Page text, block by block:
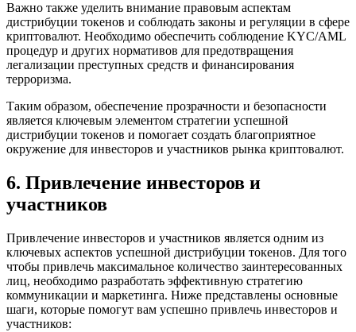
Важно также уделить внимание правовым аспектам
дистрибуции токенов и соблюдать законы и регуляции в сфере
криптовалют. Необходимо обеспечить соблюдение KYC/AML
процедур и других нормативов для предотвращения
легализации преступных средств и финансирования
терроризма.
Таким образом, обеспечение прозрачности и безопасности
является ключевым элементом стратегии успешной
дистрибуции токенов и помогает создать благоприятное
окружение для инвесторов и участников рынка криптовалют.
6. Привлечение инвесторов и
участников
Привлечение инвесторов и участников является одним из
ключевых аспектов успешной дистрибуции токенов. Для того
чтобы привлечь максимальное количество заинтересованных
лиц, необходимо разработать эффективную стратегию
коммуникации и маркетинга. Ниже представлены основные
шаги, которые помогут вам успешно привлечь инвесторов и
участников: